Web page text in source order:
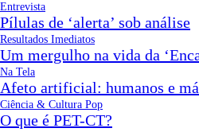
Entrevista
Pílulas de ‘alerta’ sob análise
Resultados Imediatos
Um mergulho na vida da
Na Tela
Afeto artificial: humanos e
Ciência & Cultura Pop
O que é PET-CT?